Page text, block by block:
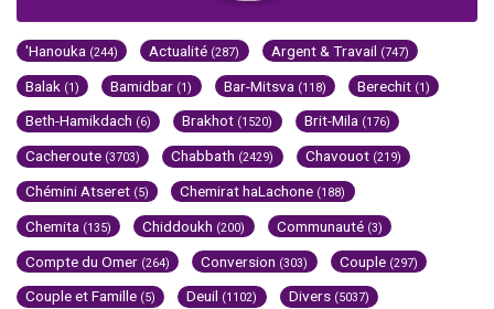
'Hanouka (244) Actualité (287) Argent & Travail (747)
Balak (1) Bamidbar (1) Bar-Mitsva (118) Berechit (1)
Beth-Hamikdach (6) Brakhot (1520) Brit-Mila (176)
Cacheroute (3703) Chabbath (2429) Chavouot (219)
Chémini Atseret (5) Chemirat haLachone (188)
Chemita (135) Chiddoukh (200) Communauté (3)
Compte du Omer (264) Conversion (303) Couple (297)
Couple et Famille (5) Deuil (1102) Divers (5037)